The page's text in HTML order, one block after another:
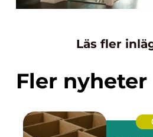
Läs fler
Fler nyheter